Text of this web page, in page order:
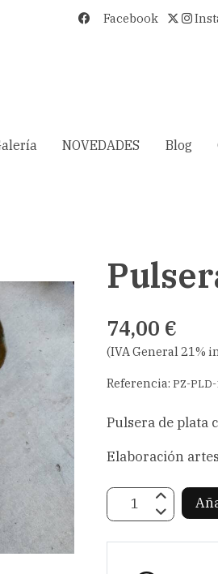
Facebook
NOVEDADES Blog
74,00 €
(IVA General 21%
Referencia: PZ-
Pulsera de plata
Elaboración